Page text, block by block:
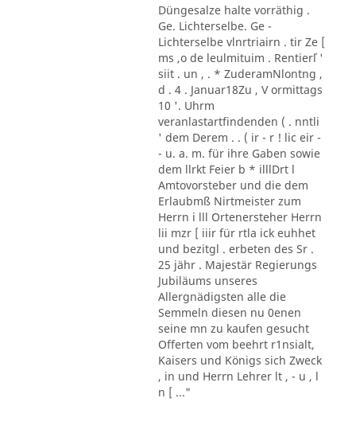
Düngesalze halte vorräthig .
Ge. Lichterselbe. Ge -
Lichterselbe vlnrtriairn . tir Ze [
ms ,o de leulmituim . Rentier´l '
siit . un , . * ZuderamNlontng ,
d . 4 . Januar18Zu , V ormittags
10 '. Uhrm
veranlastartfindenden ( . nntli
' dem Derem . . ( ir - r ! lic eir -
- u. a. m. für ihre Gaben sowie
dem llrkt Feier b * illlDrt l
Amtovorsteber und die dem
Erlaubmß Nirtmeister zum
Herrn i lll Ortenersteher Herrn
lii mzr [ iiir für rtla ick euhhet
und bezitgl . erbeten des Sr .
25 jähr . Majestär Regierungs
Jubiläums unseres
Allergnädigsten alle die
Semmeln diesen nu 0enen
seine mn zu kaufen gesucht
Offerten vom beehrt r1nsialt,
Kaisers und Königs sich Zweck
, in und Herrn Lehrer lt , - u , l
n [ ..."